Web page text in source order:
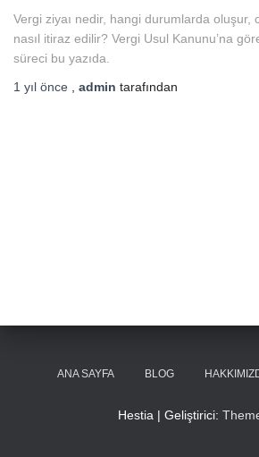
Vergi ziyaı nedir, hangi durumlarda oluşur,
nasıl itiraz edilir? Vergi Usul Kanunu’na
süreci bu yazıda.
1 yıl önce admin tarafından
ANA SAYFA BLOG
Hestia | Geliştirici: